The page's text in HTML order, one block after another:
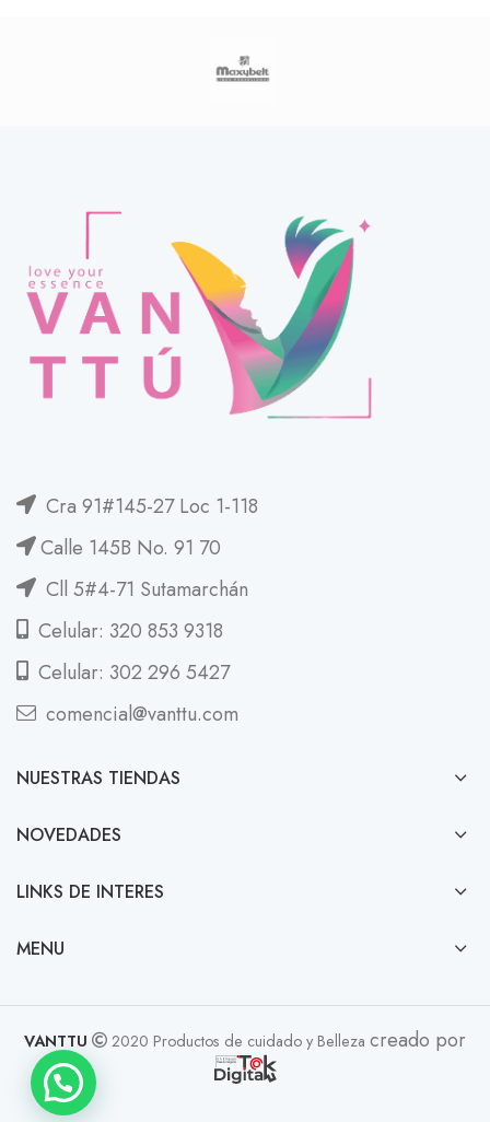
Cra 91#145-27 Loc 1-118
Calle 145B No. 91 70
Cll 5#4-71 Sutamarchán
Celular: 320 853 9318
Celular: 302 296 5427
comencial@vanttu.com
NUESTRAS TIENDAS
NOVEDADES
LINKS DE INTERES
MENU
VANTTU 2020 Productos de cuidado y Belleza creado por